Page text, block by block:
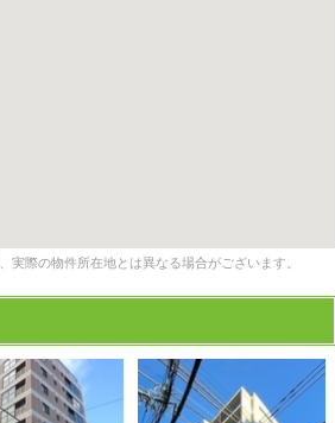
際の物件所在地とは異なる場合がございます。